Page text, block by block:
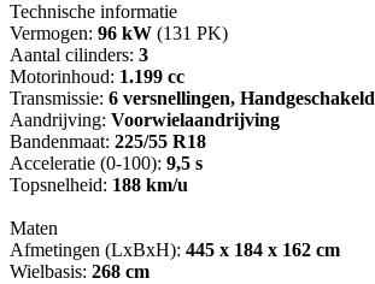
Technische informatie
Vermogen: 96 kW (131 PK)
Aantal cilinders: 3
Motorinhoud: 1.199 cc
Transmissie: 6 versnellingen, Handgeschakeld
Aandrijving: Voorwielaandrijving
Bandenmaat: 225/55 R18
Acceleratie (0-100): 9,5 s
Topsnelheid: 188 km/u
Maten
Afmetingen (LxBxH): 445 x 184 x 162 cm
Wielbasis: 268 cm